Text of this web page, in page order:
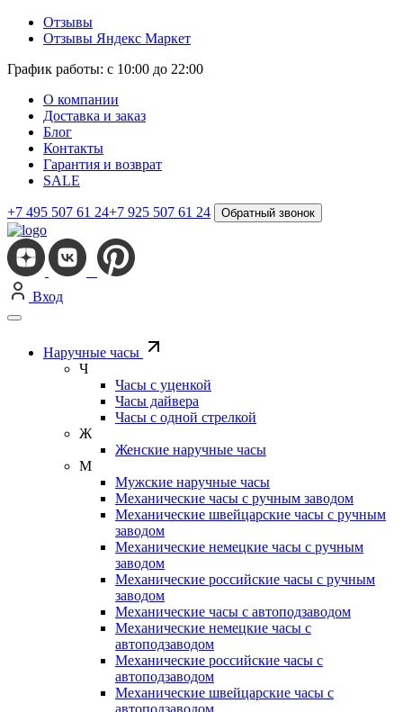
Отзывы
Отзывы Яндекс Маркет
График работы: с 10:00 до 22:00
О компании
Доставка и заказ
Блог
Контакты
Гарантия и возврат
SALE
+7 495 507 61 24+7 925 507 61 24 Обратный звонок
Вход
Наручные часы
Ч
Часы с уценкой
Часы дайвера
Часы с одной стрелкой
Ж
Женские наручные часы
М
Мужские наручные часы
Механические часы с ручным заводом
Механические швейцарские часы с ручным
заводом
Механические немецкие часы с ручным
заводом
Механические российские часы с ручным
заводом
Механические часы с автоподзаводом
Механические немецкие часы с
автоподзаводом
Механические российские часы с
автоподзаводом
Механические швейцарские часы с
автоподзаводом